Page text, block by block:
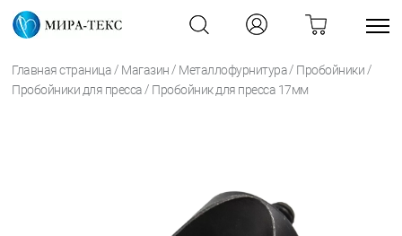
Главная страница / Магазин / Металлофурнитура / Пробойники /
Пробойники для пресса / Пробойник для пресса 17мм